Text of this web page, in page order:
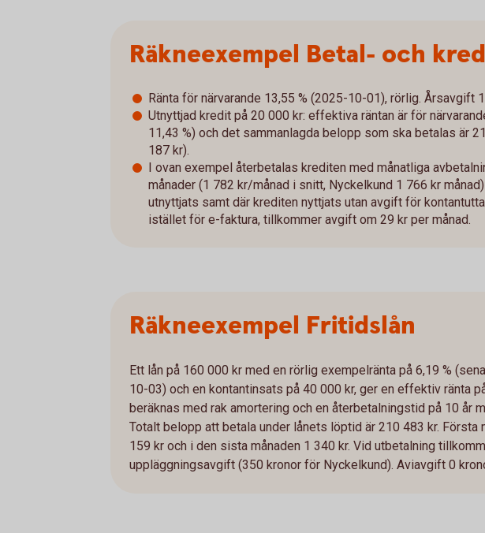
Räkneexempel Betal- och
Ränta för närvarande 13,55 % (2025-10-01), rörlig. Årsavgift
Utnyttjad kredit på 20 000 kr: effektiva räntan är för
11,43 %) och det sammanlagda belopp som ska betalas är
187 kr).
I ovan exempel återbetalas krediten med månatliga
månader (1 782 kr/månad i snitt, Nyckelkund 1 766 kr
utnyttjats samt där krediten nyttjats utan avgift för
istället för e-faktura, tillkommer avgift om 29 kr per månad.
Räkneexempel Fritidslån
Ett lån på 160 000 kr med en rörlig exempelränta på 6,19 %
10-03) och en kontantinsats på 40 000 kr, ger en effektiv ränta
beräknas med rak amortering och en återbetalningstid på 10 år
Totalt belopp att betala under lånets löptid är 210 483 kr. Första
159 kr och i den sista månaden 1 340 kr. Vid utbetalning
uppläggningsavgift (350 kronor för Nyckelkund). Aviavgift 0